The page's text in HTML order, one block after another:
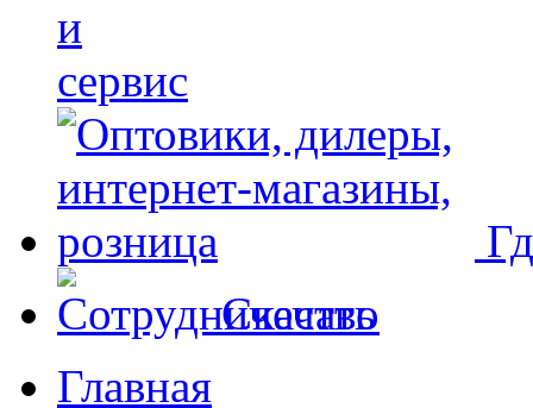
и
сервис
Скачать
Главная